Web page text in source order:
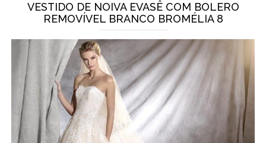
VESTIDO DE NOIVA EVASÊ COM BOLERO
REMOVÍVEL BRANCO BROMÉLIA 8